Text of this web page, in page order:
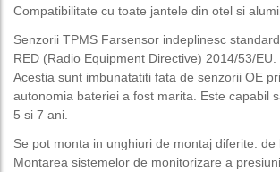
Compatibilitate cu toate jantele din otel si
Senzorii TPMS Farsensor indeplinesc
RED (Radio Equipment Directive) 2014/53/EU.
Acestia sunt imbunatatiti fata de senzorii OE
autonomia bateriei a fost marita. Este capabil
5 si 7 ani.
Se pot monta in unghiuri de montaj diferite: de
Montarea sistemelor de monitorizare a